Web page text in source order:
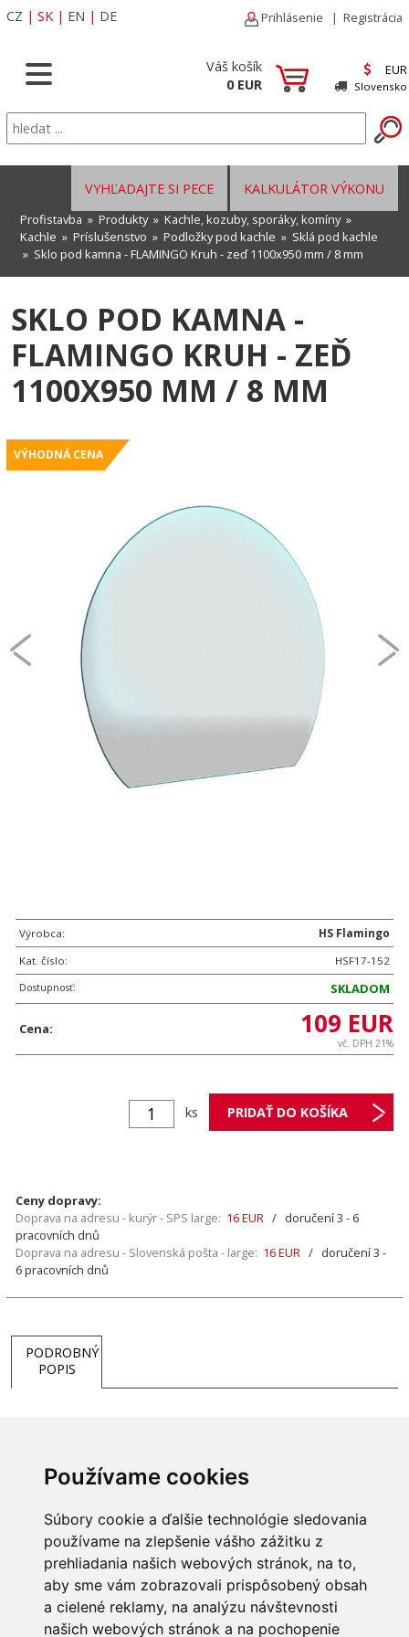
Používame cookies
Súbory cookie a ďalšie technológie sledovania
používame na zlepšenie vášho zážitku z
prehliadania našich webových stránok, na to,
aby sme vám zobrazovali prispôsobený obsah
a cielené reklamy, na analýzu návštevnosti
našich webových stránok a na pochopenie
CZ | SK | EN | DE Prihlásenie | Registrácia
Váš košík
0 EUR
EUR
Slovensko
KALKULÁTOR VÝKONU
VYHĽADAJTE SI PECE
Profistavba » Produkty» Kachle, kozuby, sporáky, komíny»
Kachle » Príslušenstvo » Podložky pod kachle » Sklá pod kachle
» Sklo pod kamna - FLAMINGO Kruh - zeď 1100x950 mm / 8 mm
SKLO POD KAMNA -
FLAMINGO KRUH - ZEĎ
1100X950 MM / 8 MM
VÝHODNÁ CENA
Výrobca:
HS Flamingo
Kat. číslo:
HSF17-152
Dostupnosť:
SKLADOM
Cena: 109 EUR
vč. DPH 21%
ks
Ceny dopravy:
Doprava na adresu - kurýr - SPS large: 16 EUR / doručení 3 - 6
pracovních dnů
Doprava na adresu - Slovenská pošta - large: 16 EUR / doručení 3 -
6 pracovních dnů
PODROBNÝ
POPIS
hrany.
Súvisiace tovary